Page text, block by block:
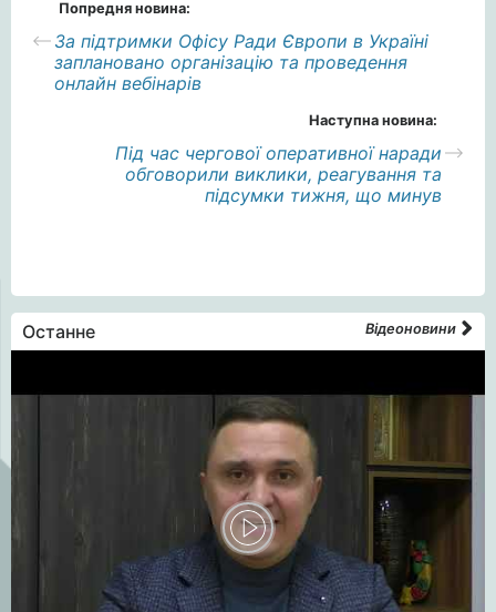
Попредня новина:
За підтримки Офісу Ради Європи в Україні
заплановано організацію та проведення
онлайн вебінарів
Наступна новина:
Під час чергової оперативної наради
обговорили виклики, реагування та
підсумки тижня, що минув
Останне Відеоновини